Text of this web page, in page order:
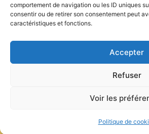
comportement de navigation ou les ID uniques
consentir ou de retirer son consentement peut
caractéristiques et fonctions.
Accepter
Refuser
Voir les
Politique de